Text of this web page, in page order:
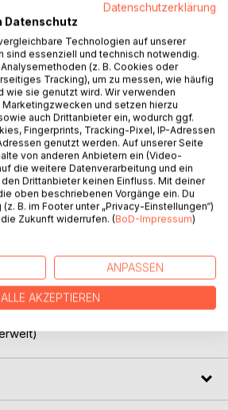
vom Autor des Jahres 2016
ein 54er Chevy als
auf der Bühne. Dazu alte
auf Freigang und die
mit einer dubiosen Gestalt.
von Scharffenlow mit der schönen
als geplant. Besser, schräger,
mit den Worten des Bräutigams zu
ab, aber trotzdem: bestes
Zeiten!«
eine Hochzeit, wie sie
Datenschutzerklärung
Datenschutz
Technologien auf unserer
sind essenziell und technisch notwendig.
(z. B. Cookies oder
Tracking), um zu messen, wie häufig
wie sie genutzt wird. Wir verwenden
und setzen hierzu
auch Drittanbieter ein, wodurch ggf.
Fingerprints, Tracking-Pixel, IP-Adressen
genutzt werden. Auf unserer Seite
von anderen Anbietern ein (Video-
die weitere Datenverarbeitung und ein
Drittanbieter keinen Einfluss. Mit deiner
oben beschriebenen Vorgänge ein. Du
B. im Footer unter „Privacy-Einstellungen“)
Zukunft widerrufen. (BoD-Impressum)
ANPASSEN
ALLE AKZEPTIEREN